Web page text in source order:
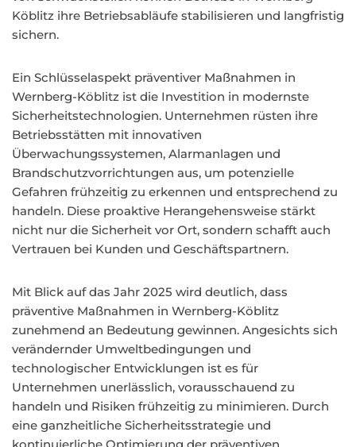
Köblitz ihre Betriebsabläufe stabilisieren und langfristig
sichern.
Ein Schlüsselaspekt präventiver Maßnahmen in
Wernberg-Köblitz ist die Investition in modernste
Sicherheitstechnologien. Unternehmen rüsten ihre
Betriebsstätten mit innovativen
Überwachungssystemen, Alarmanlagen und
Brandschutzvorrichtungen aus, um potenzielle
Gefahren frühzeitig zu erkennen und entsprechend zu
handeln. Diese proaktive Herangehensweise stärkt
nicht nur die Sicherheit vor Ort, sondern schafft auch
Vertrauen bei Kunden und Geschäftspartnern.
Mit Blick auf das Jahr 2025 wird deutlich, dass
präventive Maßnahmen in Wernberg-Köblitz
zunehmend an Bedeutung gewinnen. Angesichts sich
verändernder Umweltbedingungen und
technologischer Entwicklungen ist es für
Unternehmen unerlässlich, vorausschauend zu
handeln und Risiken frühzeitig zu minimieren. Durch
eine ganzheitliche Sicherheitsstrategie und